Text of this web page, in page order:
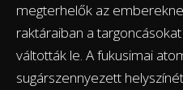
megterhelők az
raktáraiban a
váltották le. A fukusimai
sugárszennyezett